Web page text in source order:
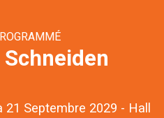
21 Septembre 2029 - Hall